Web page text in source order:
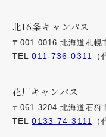
北16条キャンパス
〒001-0016 北海道札幌
TEL011-736-0311 （
花川キャンパス
〒061-3204 北海道石狩
TEL0133-74-3111 （